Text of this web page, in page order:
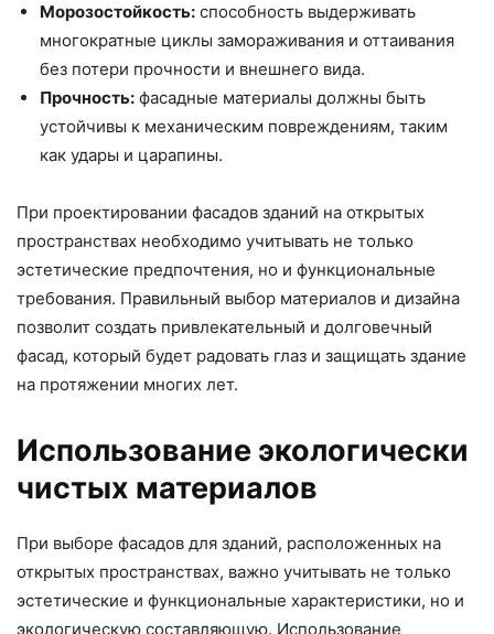
Морозостойкость: способность выдерживать
многократные циклы замораживания и оттаивания
без потери прочности и внешнего вида.
Прочность: фасадные материалы должны быть
устойчивы к механическим повреждениям, таким
как удары и царапины.
При проектировании фасадов зданий на открытых
пространствах необходимо учитывать не только
эстетические предпочтения, но и функциональные
требования. Правильный выбор материалов и дизайна
позволит создать привлекательный и долговечный
фасад, который будет радовать глаз и защищать здание
на протяжении многих лет.
Использование экологически
чистых материалов
При выборе фасадов для зданий, расположенных на
открытых пространствах, важно учитывать не только
эстетические и функциональные характеристики, но и
экологическую составляющую. Использование